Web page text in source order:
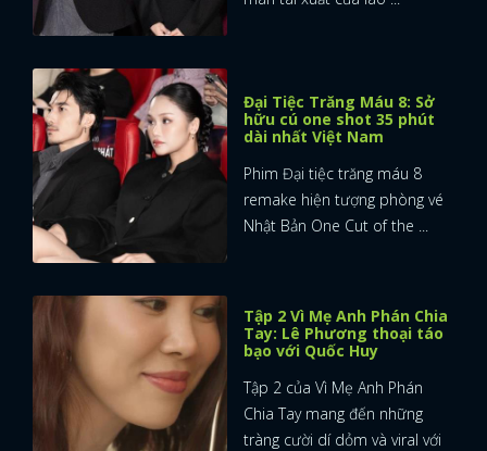
Đại Tiệc Trăng Máu 8: Sở
hữu cú one shot 35 phút
dài nhất Việt Nam
Phim Đại tiệc trăng máu 8
remake hiện tượng phòng vé
Nhật Bản One Cut of the ...
Tập 2 Vì Mẹ Anh Phán Chia
Tay: Lê Phương thoại táo
bạo với Quốc Huy
Tập 2 của Vì Mẹ Anh Phán
Chia Tay mang đến những
tràng cười dí dỏm và viral với